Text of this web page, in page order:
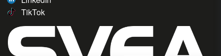
TikTok